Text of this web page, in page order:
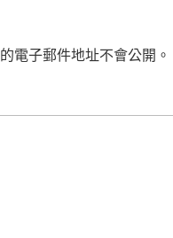
電子郵件地址不會公開。